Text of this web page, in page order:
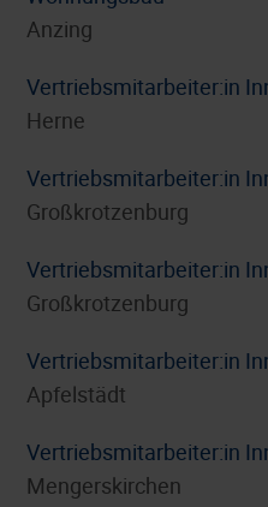
Anzing
Vertriebsmitarbeiter:in
Herne
Vertriebsmitarbeiter:in
Großkrotzenburg
Vertriebsmitarbeiter:in
Großkrotzenburg
Vertriebsmitarbeiter:in
Apfelstädt
Vertriebsmitarbeiter:in
Mengerskirchen